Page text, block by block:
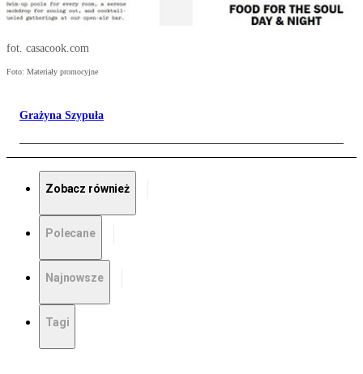
fot. casacook.com
Foto: Materiały promocyjne
Grażyna Szypuła
Zobacz również
Polecane
Najnowsze
Tagi